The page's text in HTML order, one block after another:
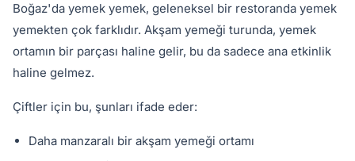
Boğaz'da yemek yemek, geleneksel bir restoranda yemek
yemekten çok farklıdır. Akşam yemeği turunda, yemek
ortamın bir parçası haline gelir, bu da sadece ana etkinlik
haline gelmez.
Çiftler için bu, şunları ifade eder:
Daha manzaralı bir akşam yemeği ortamı